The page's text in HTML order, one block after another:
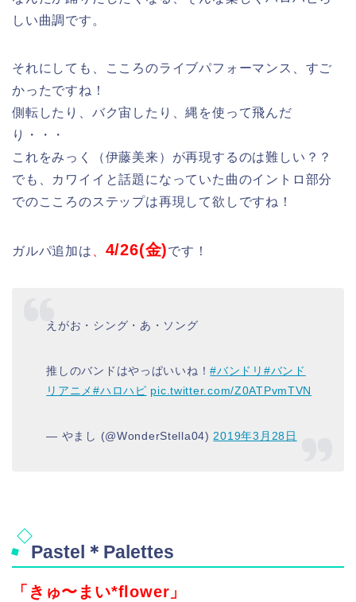
しい曲調です。
それにしても、こころのライブパフォーマンス、すご
かったですね！
側転したり、バク宙したり、縄を使って飛んだ
り・・・
これをみっく（伊藤美来）が再現するのは難しい？？
でも、カワイイと話題になっていた曲のイントロ部分
でのこころのステップは再現して欲しですね！
ガルパ追加は 4/26(金)です！
えがお・シング・あ・ソング
推しのバンドはやっぱいいね！#バンドリ #バンド
リアニメ#ハロハピ pic.twitter.com/Z0ATPvmTVN
— やまし (@WonderStella04) 2019年3月28日
Pastel＊Palettes
「きゅ〜まい*flower」